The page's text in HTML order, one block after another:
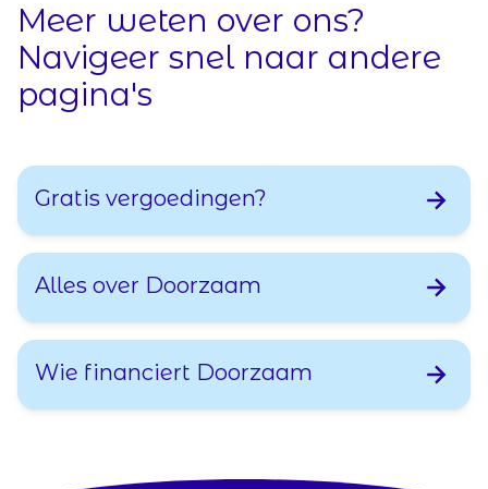
Meer weten over ons?
Navigeer snel naar andere
pagina's
Gratis vergoedingen?
Alles over Doorzaam
Wie financiert Doorzaam